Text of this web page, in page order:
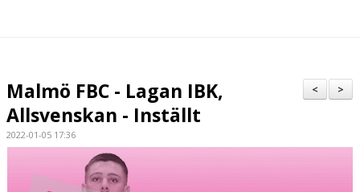
MEDLEM
MATCHER
HALL OF FAME
>
<
Malmö FBC - Lagan IBK,
Allsvenskan - Inställt
2022-01-05 17:36